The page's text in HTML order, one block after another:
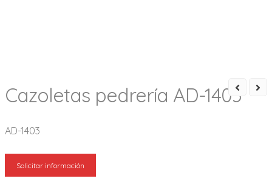
Cazoletas pedrería AD-1403
AD-1403
Solicitar información